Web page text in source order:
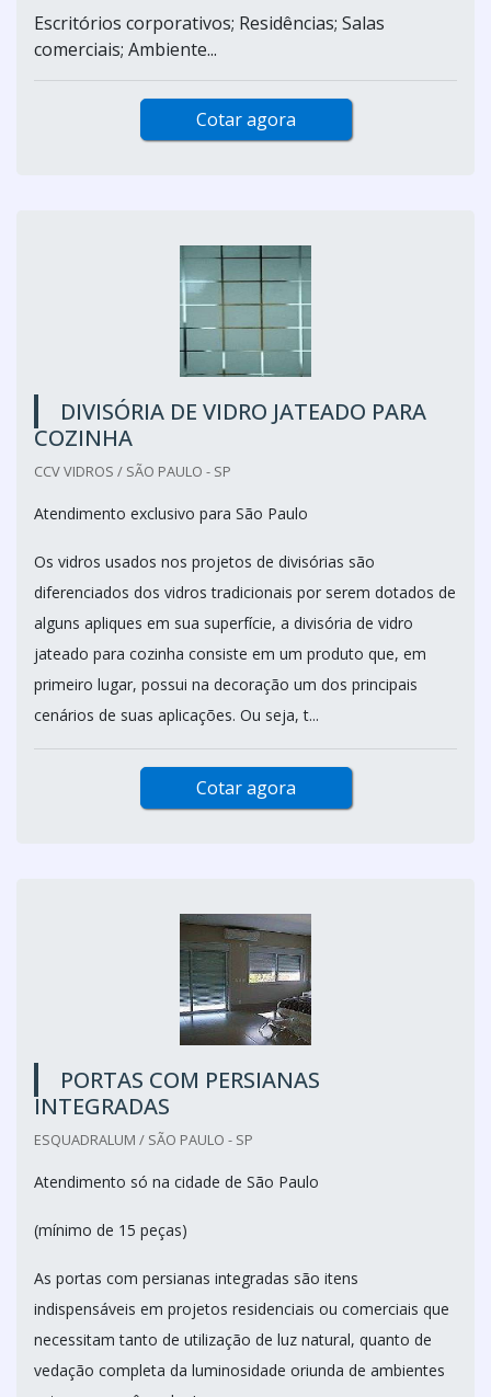
Escritórios corporativos; Residências; Salas
comerciais; Ambiente...
Cotar agora
DIVISÓRIA DE VIDRO JATEADO PARA
COZINHA
CCV VIDROS / SÃO PAULO - SP
Atendimento exclusivo para São Paulo
Os vidros usados nos projetos de divisórias são
diferenciados dos vidros tradicionais por serem dotados de
alguns apliques em sua superfície, a divisória de vidro
jateado para cozinha consiste em um produto que, em
primeiro lugar, possui na decoração um dos principais
cenários de suas aplicações. Ou seja, t...
Cotar agora
PORTAS COM PERSIANAS
INTEGRADAS
ESQUADRALUM / SÃO PAULO - SP
Atendimento só na cidade de São Paulo
(mínimo de 15 peças)
As portas com persianas integradas são itens
indispensáveis em projetos residenciais ou comerciais que
necessitam tanto de utilização de luz natural, quanto de
vedação completa da luminosidade oriunda de ambientes